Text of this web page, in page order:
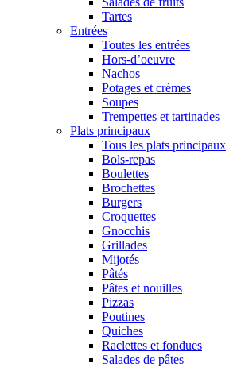
Tartes
Entrées
Toutes les entrées
Hors-d’oeuvre
Nachos
Potages et crèmes
Soupes
Trempettes et tartinades
Plats principaux
Tous les plats principaux
Bols-repas
Boulettes
Brochettes
Burgers
Croquettes
Gnocchis
Grillades
Mijotés
Pâtés
Pâtes et nouilles
Pizzas
Poutines
Quiches
Raclettes et fondues
Salades de pâtes